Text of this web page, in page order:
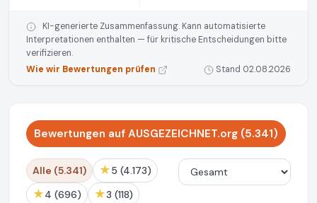
KI-generierte Zusammenfassung. Kann automatisierte
Interpretationen enthalten — für kritische Entscheidungen bitte
verifizieren.
Wie wir Bewertungen prüfen
Stand 02.08.2026
Bewertungen auf AUSGEZEICHNET.org (5.341)
Alle (5.341) ★ 5 (4.173)
★ 4 (696) ★ 3 (118)